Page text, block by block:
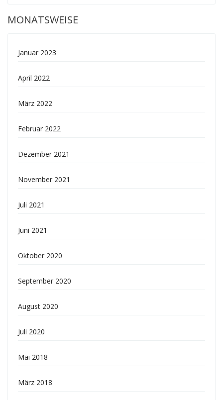
MONATSWEISE
Januar 2023
April 2022
März 2022
Februar 2022
Dezember 2021
November 2021
Juli 2021
Juni 2021
Oktober 2020
September 2020
August 2020
Juli 2020
Mai 2018
März 2018